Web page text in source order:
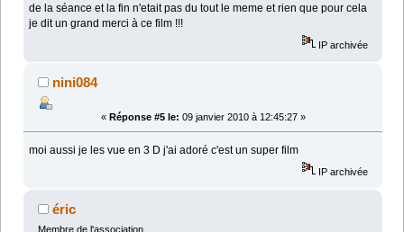
de la séance et la fin n'etait pas du tout le meme et rien que pour cela
je dit un grand merci à ce film !!!
IP archivée
nini084
« Réponse #5 le: 09 janvier 2010 à 12:45:27 »
moi aussi je les vue en 3 D j'ai adoré c'est un super film
IP archivée
éric
Membre de l'association